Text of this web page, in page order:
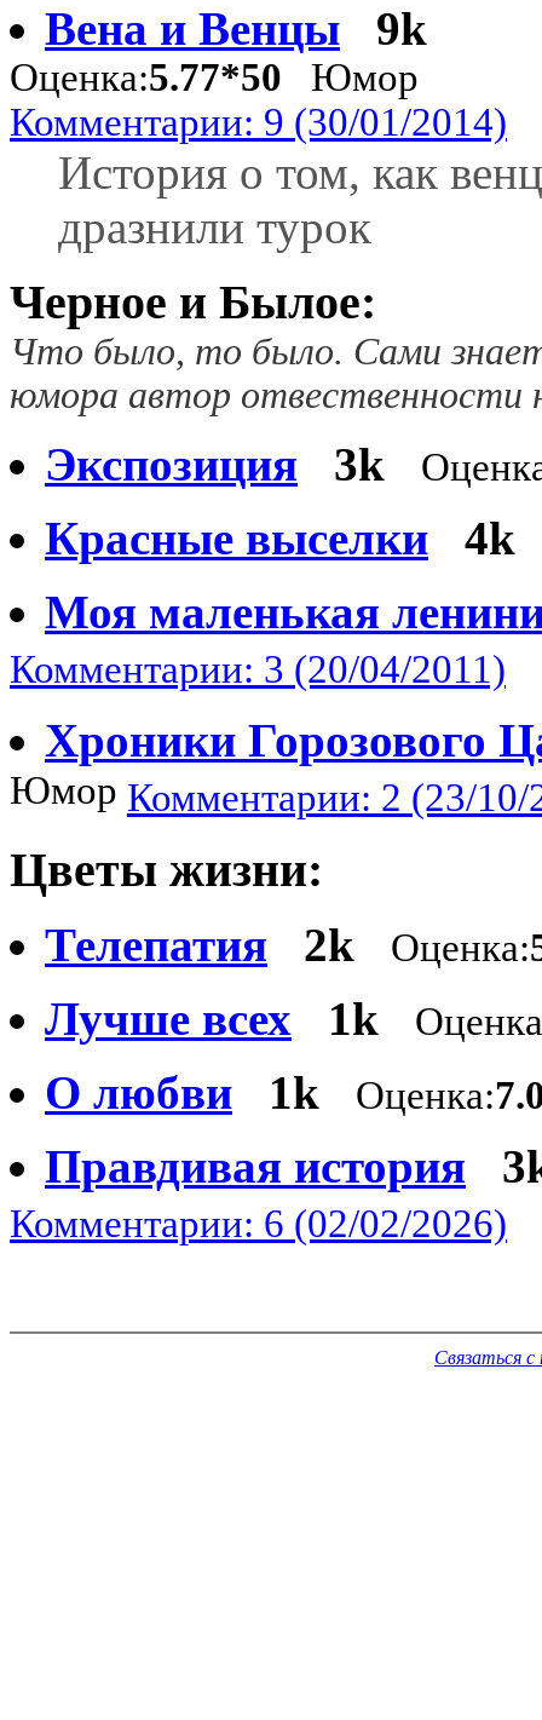
Вена и Венцы
9k
Оценка:5.77*50 Юмор
Комментарии: 9 (30/01/2014)
История о том, как
дразнили турок
Черное и Былое:
Что было, то было. Сами
юмора автор отвественности
Экспозиция 3k
Красные выселки
4k
Моя маленькая
Комментарии: 3 (20/04/2011)
Хроники Горозового
Юмор Комментарии: 2 (23/10/
Цветы жизни:
Телепатия 2k Оценка:
Лучше всех 1k
О любви 1k Оценка:
Правдивая история
Комментарии: 6 (02/02/2026)
Связаться